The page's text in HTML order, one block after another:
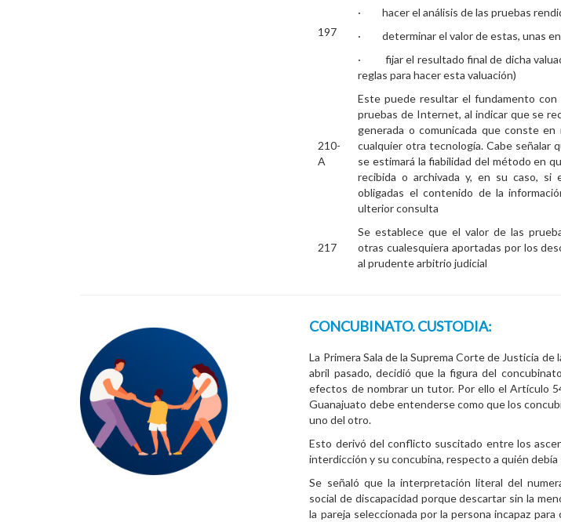
197
· hacer el análisis de las pruebas
· determinar el valor de estas, unas
· fijar el resultado final de dicha
reglas para hacer esta valuación)
210-
A
Este puede resultar el fundamento con
pruebas de Internet, al indicar que se
generada o comunicada que conste
cualquier otra tecnología. Cabe señalar
se estimará la fiabilidad del método en
recibida o archivada y, en su caso, si
obligadas el contenido de la
ulterior consulta
217
Se establece que el valor de las
otras cualesquiera aportadas por los
al prudente arbitrio judicial
CONCUBINATO. CUSTODIA:
La Primera Sala de la Suprema Corte de Justicia de
abril pasado, decidió que la figura del
efectos de nombrar un tutor. Por ello el Artículo
Guanajuato debe entenderse como que los
uno del otro.
Esto derivó del conflicto suscitado entre los
interdicción y su concubina, respecto a quién
Se señaló que la interpretación literal del
social de discapacidad porque descartar sin la
la pareja seleccionada por la persona incapaz